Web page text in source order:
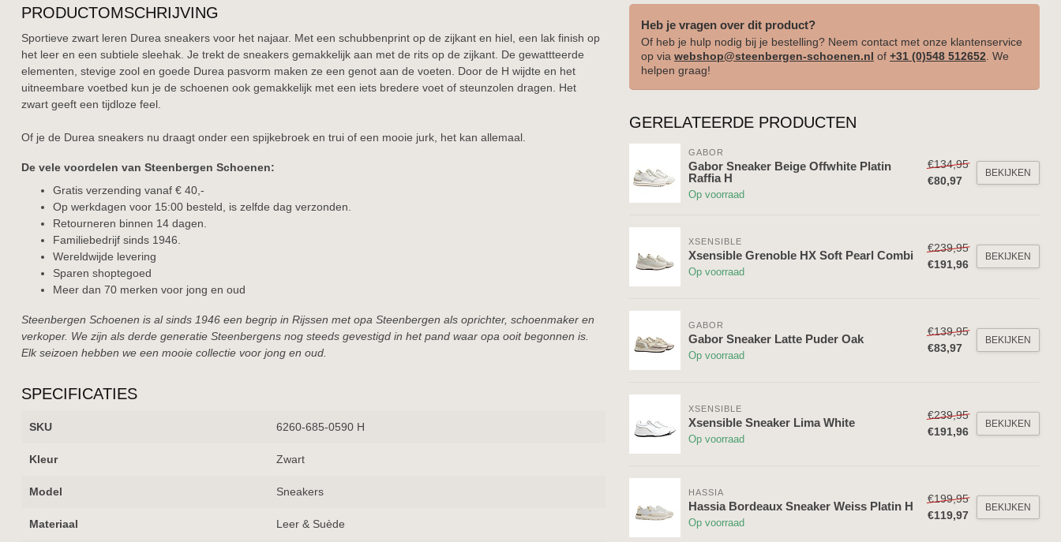
PRODUCTOMSCHRIJVING
Sportieve zwart leren Durea sneakers voor het najaar. Met een schubbenprint op de zijkant en hiel, een lak finish op
het leer en een subtiele sleehak. Je trekt de sneakers gemakkelijk aan met de rits op de zijkant. De gewattteerde
elementen, stevige zool en goede Durea pasvorm maken ze een genot aan de voeten. Door de H wijdte en het
uitneembare voetbed kun je de schoenen ook gemakkelijk met een iets bredere voet of steunzolen dragen. Het
zwart geeft een tijdloze feel.
Of je de Durea sneakers nu draagt onder een spijkebroek en trui of een mooie jurk, het kan allemaal.
De vele voordelen van Steenbergen Schoenen:
Gratis verzending vanaf € 40,-
Op werkdagen voor 15:00 besteld, is zelfde dag verzonden.
Retourneren binnen 14 dagen.
Familiebedrijf sinds 1946.
Wereldwijde levering
Sparen shoptegoed
Meer dan 70 merken voor jong en oud
Steenbergen Schoenen is al sinds 1946 een begrip in Rijssen met opa Steenbergen als oprichter, schoenmaker en
verkoper. We zijn als derde generatie Steenbergens nog steeds gevestigd in het pand waar opa ooit begonnen is.
Elk seizoen hebben we een mooie collectie voor jong en oud.
SPECIFICATIES
SKU 6260-685-0590 H
Kleur Zwart
Model Sneakers
Materiaal Leer & Suède
Heb je vragen over dit product?
Of heb je hulp nodig bij je bestelling? Neem contact met onze klantenservice
op via webshop@steenbergen-schoenen.nl of +31 (0)548 512652 . We
helpen graag!
GERELATEERDE PRODUCTEN
GABOR
Gabor Sneaker Beige Offwhite Platin
Raffia H
Op voorraad
€134,95
€80,97
BEKIJKEN
XSENSIBLE
Xsensible Grenoble HX Soft Pearl Combi
Op voorraad
€239,95
€191,96
BEKIJKEN
GABOR
Gabor Sneaker Latte Puder Oak
Op voorraad
€139,95
€83,97
BEKIJKEN
XSENSIBLE
Xsensible Sneaker Lima White
Op voorraad
€239,95
€191,96
BEKIJKEN
HASSIA
Hassia Bordeaux Sneaker Weiss Platin H
Op voorraad
€199,95
€119,97
BEKIJKEN